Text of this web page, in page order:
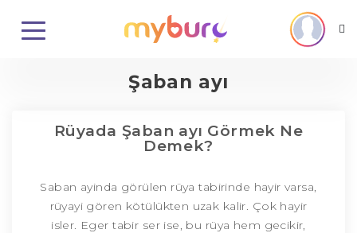
Şaban ayı
Rüyada Şaban ayı Görmek Ne
Demek?
Saban ayinda görülen rüya tabirinde hayir varsa,
rüyayi gören kötülükten uzak kalir. Çok hayir
isler. Eger tabir ser ise, bu rüya hem gecikir,